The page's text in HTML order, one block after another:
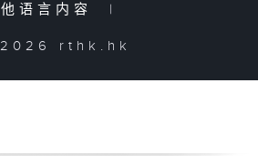
语言内容
|
rthk.hk